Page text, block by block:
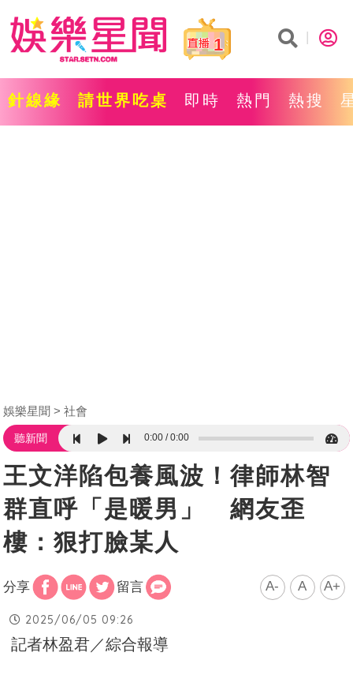
1
針線緣 請世界吃桌 即時 熱門 熱搜
娛樂星聞 社會
聽新聞 0:00 0:00
王文洋陷包養風波！律師林智
群直呼「是暖男」 網友歪
樓：狠打臉某人
分享 留言 A- A A+
2025/06/05 09:26
記者林盈君／綜合報導